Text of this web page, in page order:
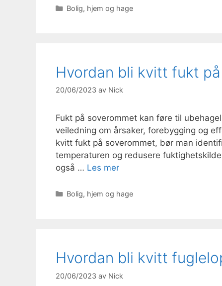
Kategorier
Bolig, hjem og hage
Hvordan bli kvitt fukt
20/06/2023 av Nick
Fukt på soverommet kan føre til
veiledning om årsaker, forebygging og
kvitt fukt på soverommet, bør man
temperaturen og redusere
også … Les mer
Kategorier
Bolig, hjem og hage
Hvordan bli kvitt
20/06/2023 av Nick